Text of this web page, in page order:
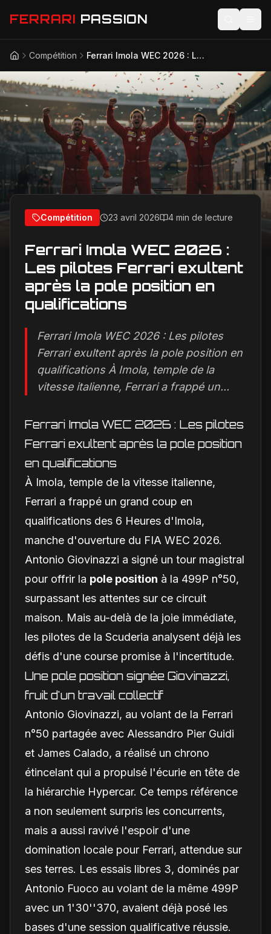
FERRARI PASSION
Actualités
Modèles
Compétition
Technologie
Lifestyle
AccueilCompétition Ferrari Imola WEC 2026 : Les pilotes Ferrari exultent après la pole position en qualifications
Compétition 23 avril 2026 4 min de lecture
Ferrari Imola WEC 2026 :
Les pilotes Ferrari exultent
après la pole position en
qualifications
Ferrari Imola WEC 2026 : Les pilotes
Ferrari exultent après la pole position en
qualifications À Imola, temple de la
vitesse italienne, Ferrari a frappé un...
Ferrari Imola WEC 2026 : Les pilotes
Ferrari exultent après la pole position
en qualifications
À Imola, temple de la vitesse italienne,
Ferrari a frappé un grand coup en
qualifications des 6 Heures d'Imola,
manche d'ouverture du FIA WEC 2026.
Antonio Giovinazzi a signé un tour magistral
pour offrir la pole position à la 499P n°50,
surpassant les attentes sur ce circuit
maison. Mais au-delà de la joie immédiate,
les pilotes de la Scuderia analysent déjà les
défis d'une course promise à l'incertitude.
Une pole position signée Giovinazzi,
fruit d'un travail collectif
Antonio Giovinazzi, au volant de la Ferrari
n°50 partagée avec Alessandro Pier Guidi
et James Calado, a réalisé un chrono
étincelant qui a propulsé l'écurie en tête de
la hiérarchie Hypercar. Ce temps référence
a non seulement surpris les concurrents,
mais a aussi ravivé l'espoir d'une
domination locale pour Ferrari, attendue sur
ses terres. Les essais libres 3, dominés par
Antonio Fuoco au volant de la même 499P
avec un 1'30''370, avaient déjà posé les
bases d'une session qualificative réussie.